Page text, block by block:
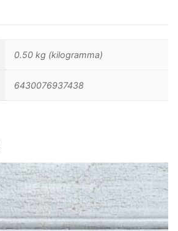
0.50 kg (kilogramma)
6430076937438